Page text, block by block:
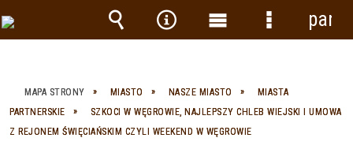
MAPA STRONY MIASTO NASZE MIASTO
MIASTA
PARTNERSKIE
SZKOCI W WĘGROWIE, NAJLEPSZY CHLEB WIEJSKI I UMOWA
Z REJONEM ŚWIĘCIAŃSKIM CZYLI WEEKEND W WĘGROWIE
Wyszukiwarka
Narzędzia
Menu Menu
panel